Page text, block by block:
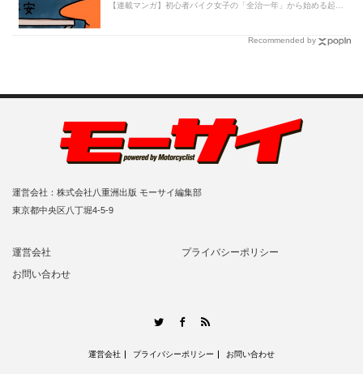
【連載マンガ】初心者バイク女子の「全治一年」から始める起死回生日記
Recommended by
運営会社：株式会社八重洲出版 モーサイ編集部
東京都中央区八丁堀4-5-9
運営会社
プライバシーポリシー
お問い合わせ
TwitterFacebook
運営会社 プライバシーポリシー お問い合わせ